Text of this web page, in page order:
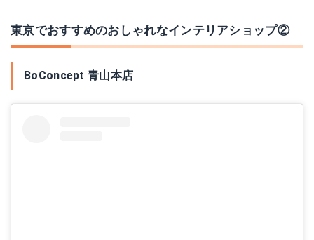
東京でおすすめのおしゃれなインテリアショップ②
BoConcept 青山本店